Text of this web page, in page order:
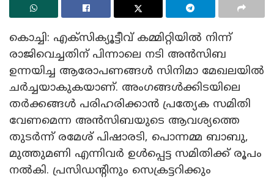
കൊച്ചി: എക്സിക്യൂട്ടീവ് കമ്മിറ്റിയിൽ നിന്ന്
രാജിവെച്ചതിന് പിന്നാലെ നടി അൻസിബ
ഉന്നയിച്ച ആരോപണങ്ങൾ സിനിമാ മേഖലയിൽ
ചർച്ചയാകുകയാണ്. അംഗങ്ങൾക്കിടയിലെ
തർക്കങ്ങൾ പരിഹരിക്കാൻ പ്രത്യേക സമിതി
വേണമെന്ന അൻസിബയുടെ ആവശ്യത്തെ
തുടർന്ന് രമേശ് പിഷാരടി, പൊന്നമ്മ ബാബു,
മുത്തുമണി എന്നിവർ ഉൾപ്പെട്ട സമിതിക്ക് രൂപം
നൽകി. പ്രസിഡന്റിനും സെക്രട്ടറിക്കും